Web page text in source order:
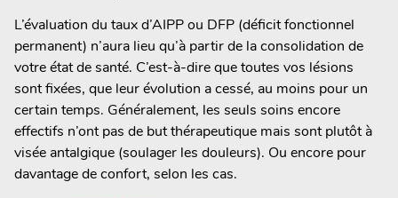
L’évaluation du taux d’AIPP ou DFP (déficit fonctionnel
permanent) n’aura lieu qu’à partir de la consolidation de
votre état de santé. C’est-à-dire que toutes vos lésions
sont fixées, que leur évolution a cessé, au moins pour un
certain temps. Généralement, les seuls soins encore
effectifs n’ont pas de but thérapeutique mais sont plutôt à
visée antalgique (soulager les douleurs). Ou encore pour
davantage de confort, selon les cas.